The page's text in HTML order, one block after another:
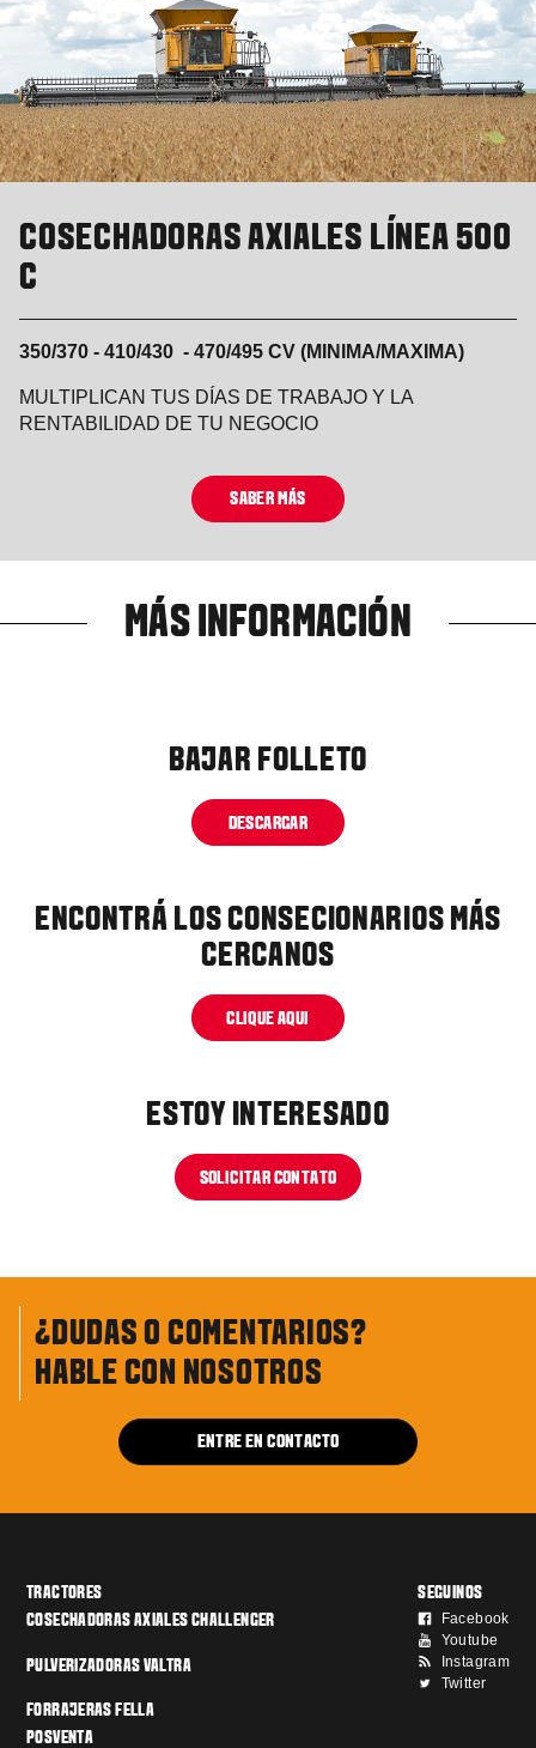
COSECHADORAS AXIALES LÍNEA 500
C
350/370 - 410/430 - 470/495 CV (MINIMA/MAXIMA)
MULTIPLICAN TUS DÍAS DE TRABAJO Y LA
RENTABILIDAD DE TU NEGOCIO
SABER MÁS
MÁS INFORMACIÓN
BAJAR FOLLETO
DESCARGAR
ENCONTRÁ LOS CONSECIONARIOS MÁS
CERCANOS
CLIQUE AQUI
ESTOY INTERESADO
SOLICITAR CONTATO
¿DUDAS O COMENTARIOS?
HABLE CON NOSOTROS
ENTRE EN CONTACTO
TRACTORES
COSECHADORAS AXIALES CHALLENGER
PULVERIZADORAS VALTRA
FORRAJERAS FELLA
POSVENTA
SEGUINOS
Facebook
Youtube
Instagram
Twitter